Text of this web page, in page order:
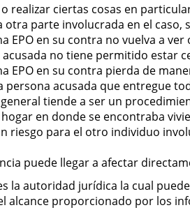
realizar ciertas cosas en
parte involucrada en el caso,
EPO en su contra no vuelva a
no tiene permitido estar
EPO en su contra pierda de
persona acusada que entregue
tiende a ser un
en donde se encontraba
riesgo para el otro individuo
puede llegar a afectar
la autoridad jurídica la cual
alcance proporcionado por los